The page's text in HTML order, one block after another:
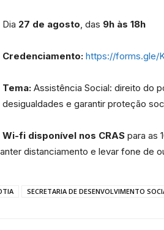
e
Dia 27 de agosto, das 9h às 18h
Credenciamento: https://forms.gle/
Tema: Assistência Social: direito do
desigualdades e garantir proteção
Wi-fi disponível nos CRAS para as
distanciamento e levar fone de
SECRETARIA DE DESENVOLVIMENTO